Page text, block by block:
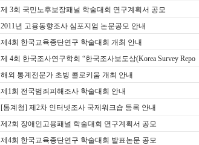
제 3회 국민노후보장패널 학술대회 연구계획서 공모
2011년 고용동향조사 심포지엄 논문공모 안내
제4회 한국교육종단연구 학술대회 개최 안내
제 4회 한국조사연구학회 “한국조사보도상(Korea Survey Repo
해외 통계전문가 초빙 콜로키움 개최 안내
제1회 전국범죄피해조사 학술대회 안내
[통계청] 제2차 인터넷조사 국제워크숍 등록 안내
제2회 장애인고용패널 학술대회 연구계획서 공모
제4회 한국교육종단연구 학술대회 발표논문 공모